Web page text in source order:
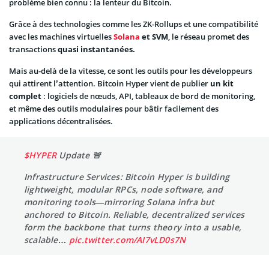
problème bien connu : la lenteur du Bitcoin.
Grâce à des technologies comme les ZK-Rollups et une compatibilité
avec les machines virtuellesSolana et SVM, le réseau promet des
transactionsquasi instantanées.
Mais au-delà de la vitesse, ce sont les outils pour les développeurs
qui attirent l’attention. Bitcoin Hyper vient de publier un kit
complet : logiciels de nœuds, API, tableaux de bord de monitoring,
et même des outils modulaires pour bâtir facilement des
applications décentralisées.
$HYPERUpdate 🚨
Infrastructure Services: Bitcoin Hyper is building
lightweight, modular RPCs, node software, and
monitoring tools—mirroring Solana infra but
anchored to Bitcoin. Reliable, decentralized services
form the backbone that turns theory into a usable,
scalable… pic.twitter.com/AI7vLD0s7N